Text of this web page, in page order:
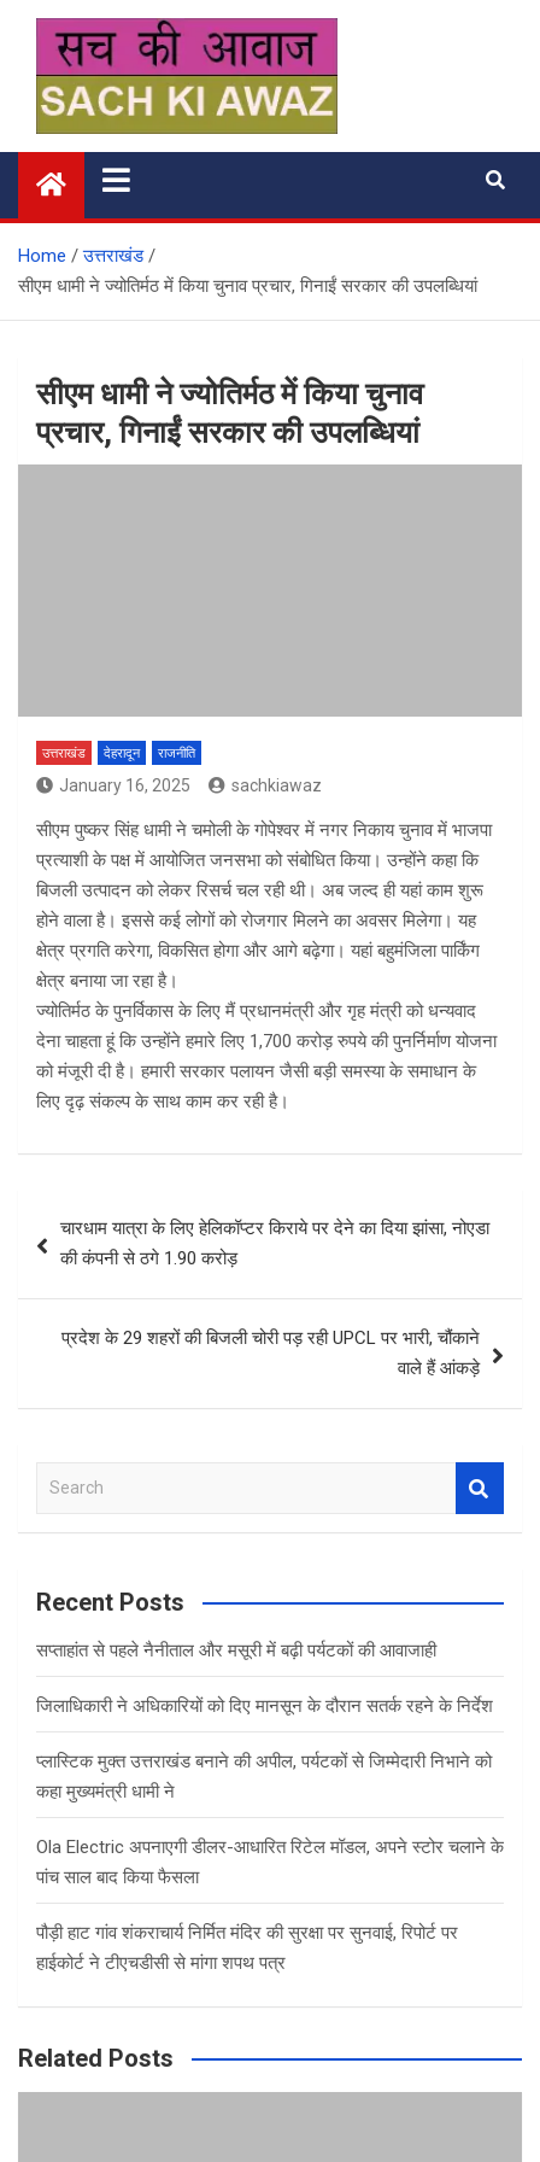
content
सच की आवाज
Home
उत्तराखंड
सीएम धामी ने ज्योतिर्मठ में किया चुनाव प्रचार, गिनाईं सरकार की उपलब्धियां
सीएम धामी ने ज्योतिर्मठ में किया चुनाव
प्रचार, गिनाईं सरकार की उपलब्धियां
उत्तराखंड देहरादून राजनीति
January 16, 2025 sachkiawaz
सीएम पुष्कर सिंह धामी ने चमोली के गोपेश्वर में नगर निकाय चुनाव में भाजपा
प्रत्याशी के पक्ष में आयोजित जनसभा को संबोधित किया। उन्होंने कहा कि
बिजली उत्पादन को लेकर रिसर्च चल रही थी। अब जल्द ही यहां काम शुरू
होने वाला है। इससे कई लोगों को रोजगार मिलने का अवसर मिलेगा। यह
क्षेत्र प्रगति करेगा, विकसित होगा और आगे बढ़ेगा। यहां बहुमंजिला पार्किंग
क्षेत्र बनाया जा रहा है।
ज्योतिर्मठ के पुनर्विकास के लिए मैं प्रधानमंत्री और गृह मंत्री को धन्यवाद
देना चाहता हूं कि उन्होंने हमारे लिए 1,700 करोड़ रुपये की पुनर्निर्माण योजना
को मंजूरी दी है। हमारी सरकार पलायन जैसी बड़ी समस्या के समाधान के
लिए दृढ़ संकल्प के साथ काम कर रही है।
navigation
चारधाम यात्रा के लिए हेलिकॉप्टर किराये पर देने का दिया झांसा, नोएडा
की कंपनी से ठगे 1.90 करोड़
प्रदेश के 29 शहरों की बिजली चोरी पड़ रही UPCL पर भारी, चौंकाने
वाले हैं आंकड़े
a
c
Recent Posts
सप्ताहांत से पहले नैनीताल और मसूरी में बढ़ी पर्यटकों की आवाजाही
जिलाधिकारी ने अधिकारियों को दिए मानसून के दौरान सतर्क रहने के निर्देश
प्लास्टिक मुक्त उत्तराखंड बनाने की अपील, पर्यटकों से जिम्मेदारी निभाने को
कहा मुख्यमंत्री धामी ने
Ola Electric अपनाएगी डीलर-आधारित रिटेल मॉडल, अपने स्टोर चलाने के
पांच साल बाद किया फैसला
पौड़ी हाट गांव शंकराचार्य निर्मित मंदिर की सुरक्षा पर सुनवाई, रिपोर्ट पर
हाईकोर्ट ने टीएचडीसी से मांगा शपथ पत्र
Related Posts